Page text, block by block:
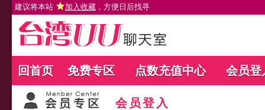
建议将本站 加入收藏 ，方便日后找寻
回首页 免费专区 点数充值中心 会员登
会员登入